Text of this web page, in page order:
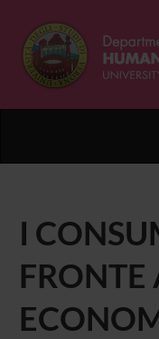
I
FRONTE